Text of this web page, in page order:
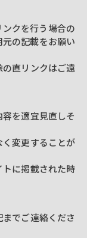
クを行う場合の
の記載をお願い
直リンクはご遠
を適宜見直しそ
変更することが
に掲載された時
でご連絡くださ